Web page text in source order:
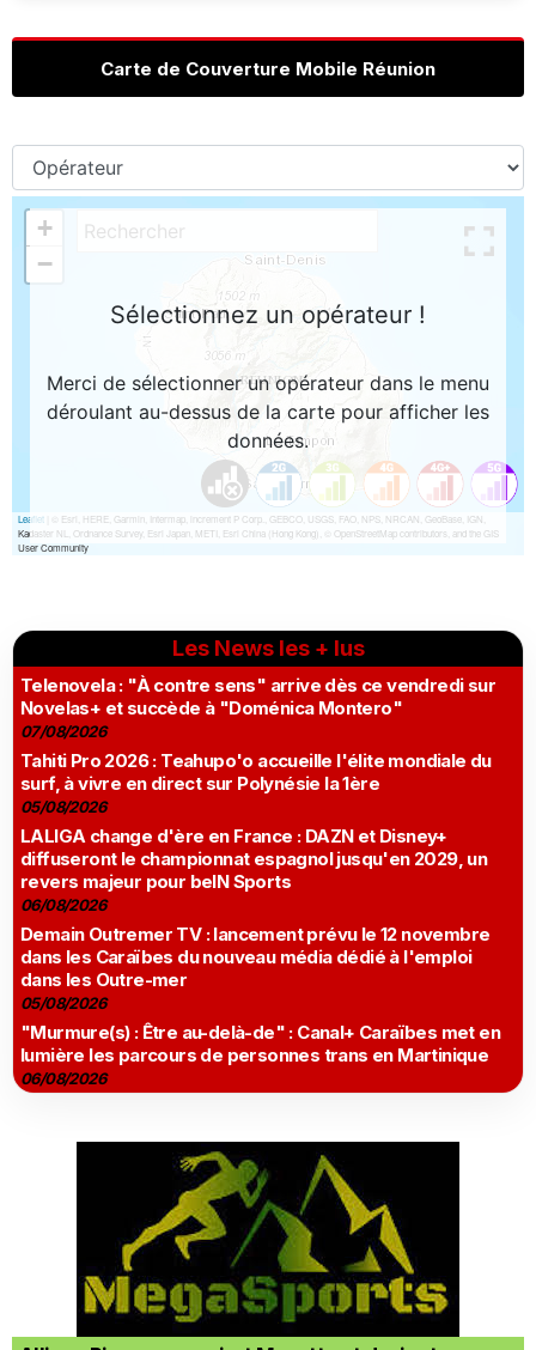
Carte de Couverture Mobile Réunion
Les News les + lus
Telenovela : "À contre sens" arrive dès ce vendredi sur
Novelas+ et succède à "Doménica Montero"
07/08/2026
Tahiti Pro 2026 : Teahupo'o accueille l'élite mondiale du
surf, à vivre en direct sur Polynésie la 1ère
05/08/2026
LALIGA change d'ère en France : DAZN et Disney+
diffuseront le championnat espagnol jusqu'en 2029, un
revers majeur pour beIN Sports
06/08/2026
Demain Outremer TV : lancement prévu le 12 novembre
dans les Caraïbes du nouveau média dédié à l'emploi
dans les Outre-mer
05/08/2026
"Murmure(s) : Être au-delà-de" : Canal+ Caraïbes met en
lumière les parcours de personnes trans en Martinique
06/08/2026